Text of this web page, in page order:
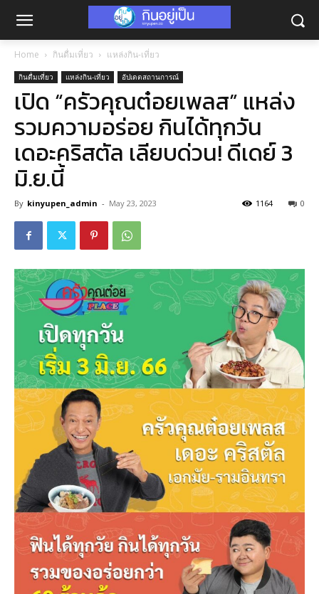
Home กินดื่มเที่ยว แหล่งกิน-เที่ยว
กินดื่มเที่ยว แหล่งกิน-เที่ยว อัปเดตสถานการณ์
เปิด “ครัวคุณต๋อยเพลส” แหล่ง
รวมความอร่อย กินได้ทุกวัน
เดอะคริสตัล เลียบด่วน! ดีเดย์ 3
มิ.ย.นี้
By kinyupen_admin - May 23, 2023 0
1164